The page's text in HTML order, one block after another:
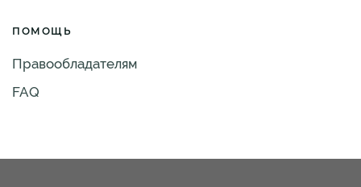
ПОМОЩЬ
Правообладателям
FAQ